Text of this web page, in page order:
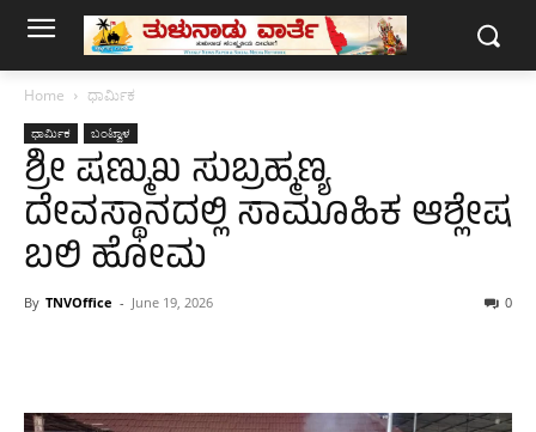
Home ಧಾರ್ಮಿಕ
ಧಾರ್ಮಿಕ ಬಂಟ್ವಾಳ
ಶ್ರೀ ಷಣ್ಮುಖ ಸುಬ್ರಹ್ಮಣ್ಯ
ದೇವಸ್ಥಾನದಲ್ಲಿ ಸಾಮೂಹಿಕ ಆಶ್ಲೇಷ
ಬಲಿ ಹೋಮ
By TNVOffice - June 19, 2026 0